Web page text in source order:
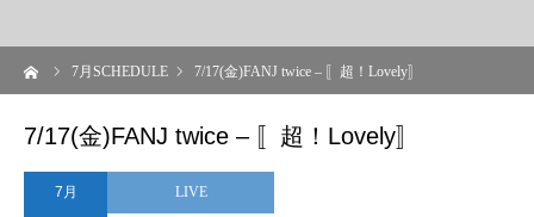
7月SCHEDULE 7/17(金)FANJ twice – 〚超！Lovely〛
7/17(金)FANJ twice – 〚超！Lovely〛
7月 LIVE